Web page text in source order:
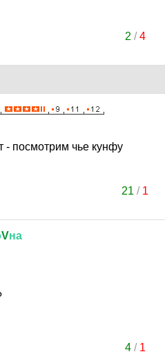
2 /4
- посмотрим чье кунфу
21 / 1
Vна
4/ 1